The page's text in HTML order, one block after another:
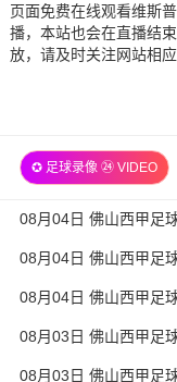
页面免费在线观看维斯
播，本站也会在直播结
放，请及时关注网站相
✪ 足球录像 ㉔ VIDEO
08月04日 佛山西甲足
全场录像
08月04日 佛山西甲足
徒 全场录像
08月04日 佛山西甲足
粵辉能源 全场录像
08月03日 佛山西甲足
华思力U17 全场录像
08月03日 佛山西甲足